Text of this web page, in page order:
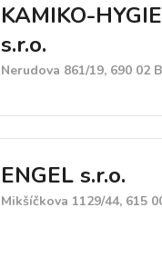
KAMIKO-
s.r.o.
Nerudova 861/19, 690 02
ENGEL s.r.o.
Mikšíčkova 1129/44, 615